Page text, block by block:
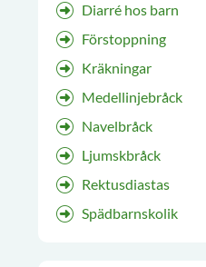
Diarré hos barn
Förstoppning
Kräkningar
Medellinjebråck
Navelbråck
Ljumskbråck
Rektusdiastas
Spädbarnskolik